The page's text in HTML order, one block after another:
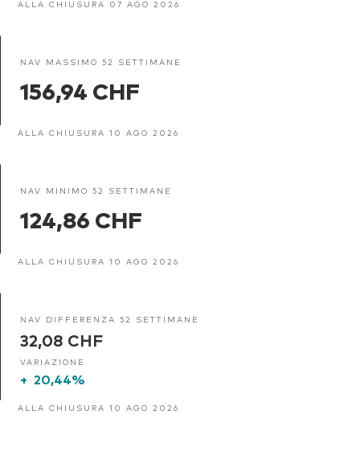
ALLA CHIUSURA 07 AGO 2026
NAV MASSIMO 52 SETTIMANE
156,94 CHF
ALLA CHIUSURA 10 AGO 2026
NAV MINIMO 52 SETTIMANE
124,86 CHF
ALLA CHIUSURA 10 AGO 2026
NAV DIFFERENZA 52 SETTIMANE
32,08 CHF
VARIAZIONE
+ 20,44%
ALLA CHIUSURA 10 AGO 2026